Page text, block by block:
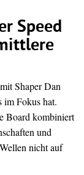
Speed
Shaper Dan
im Fokus hat.
Board kombiniert
und
nicht auf